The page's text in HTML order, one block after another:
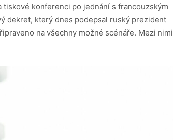
konferenci po jednání s francouzským
dekret, který dnes podepsal ruský prezident
na všechny možné scénáře. Mezi nimi